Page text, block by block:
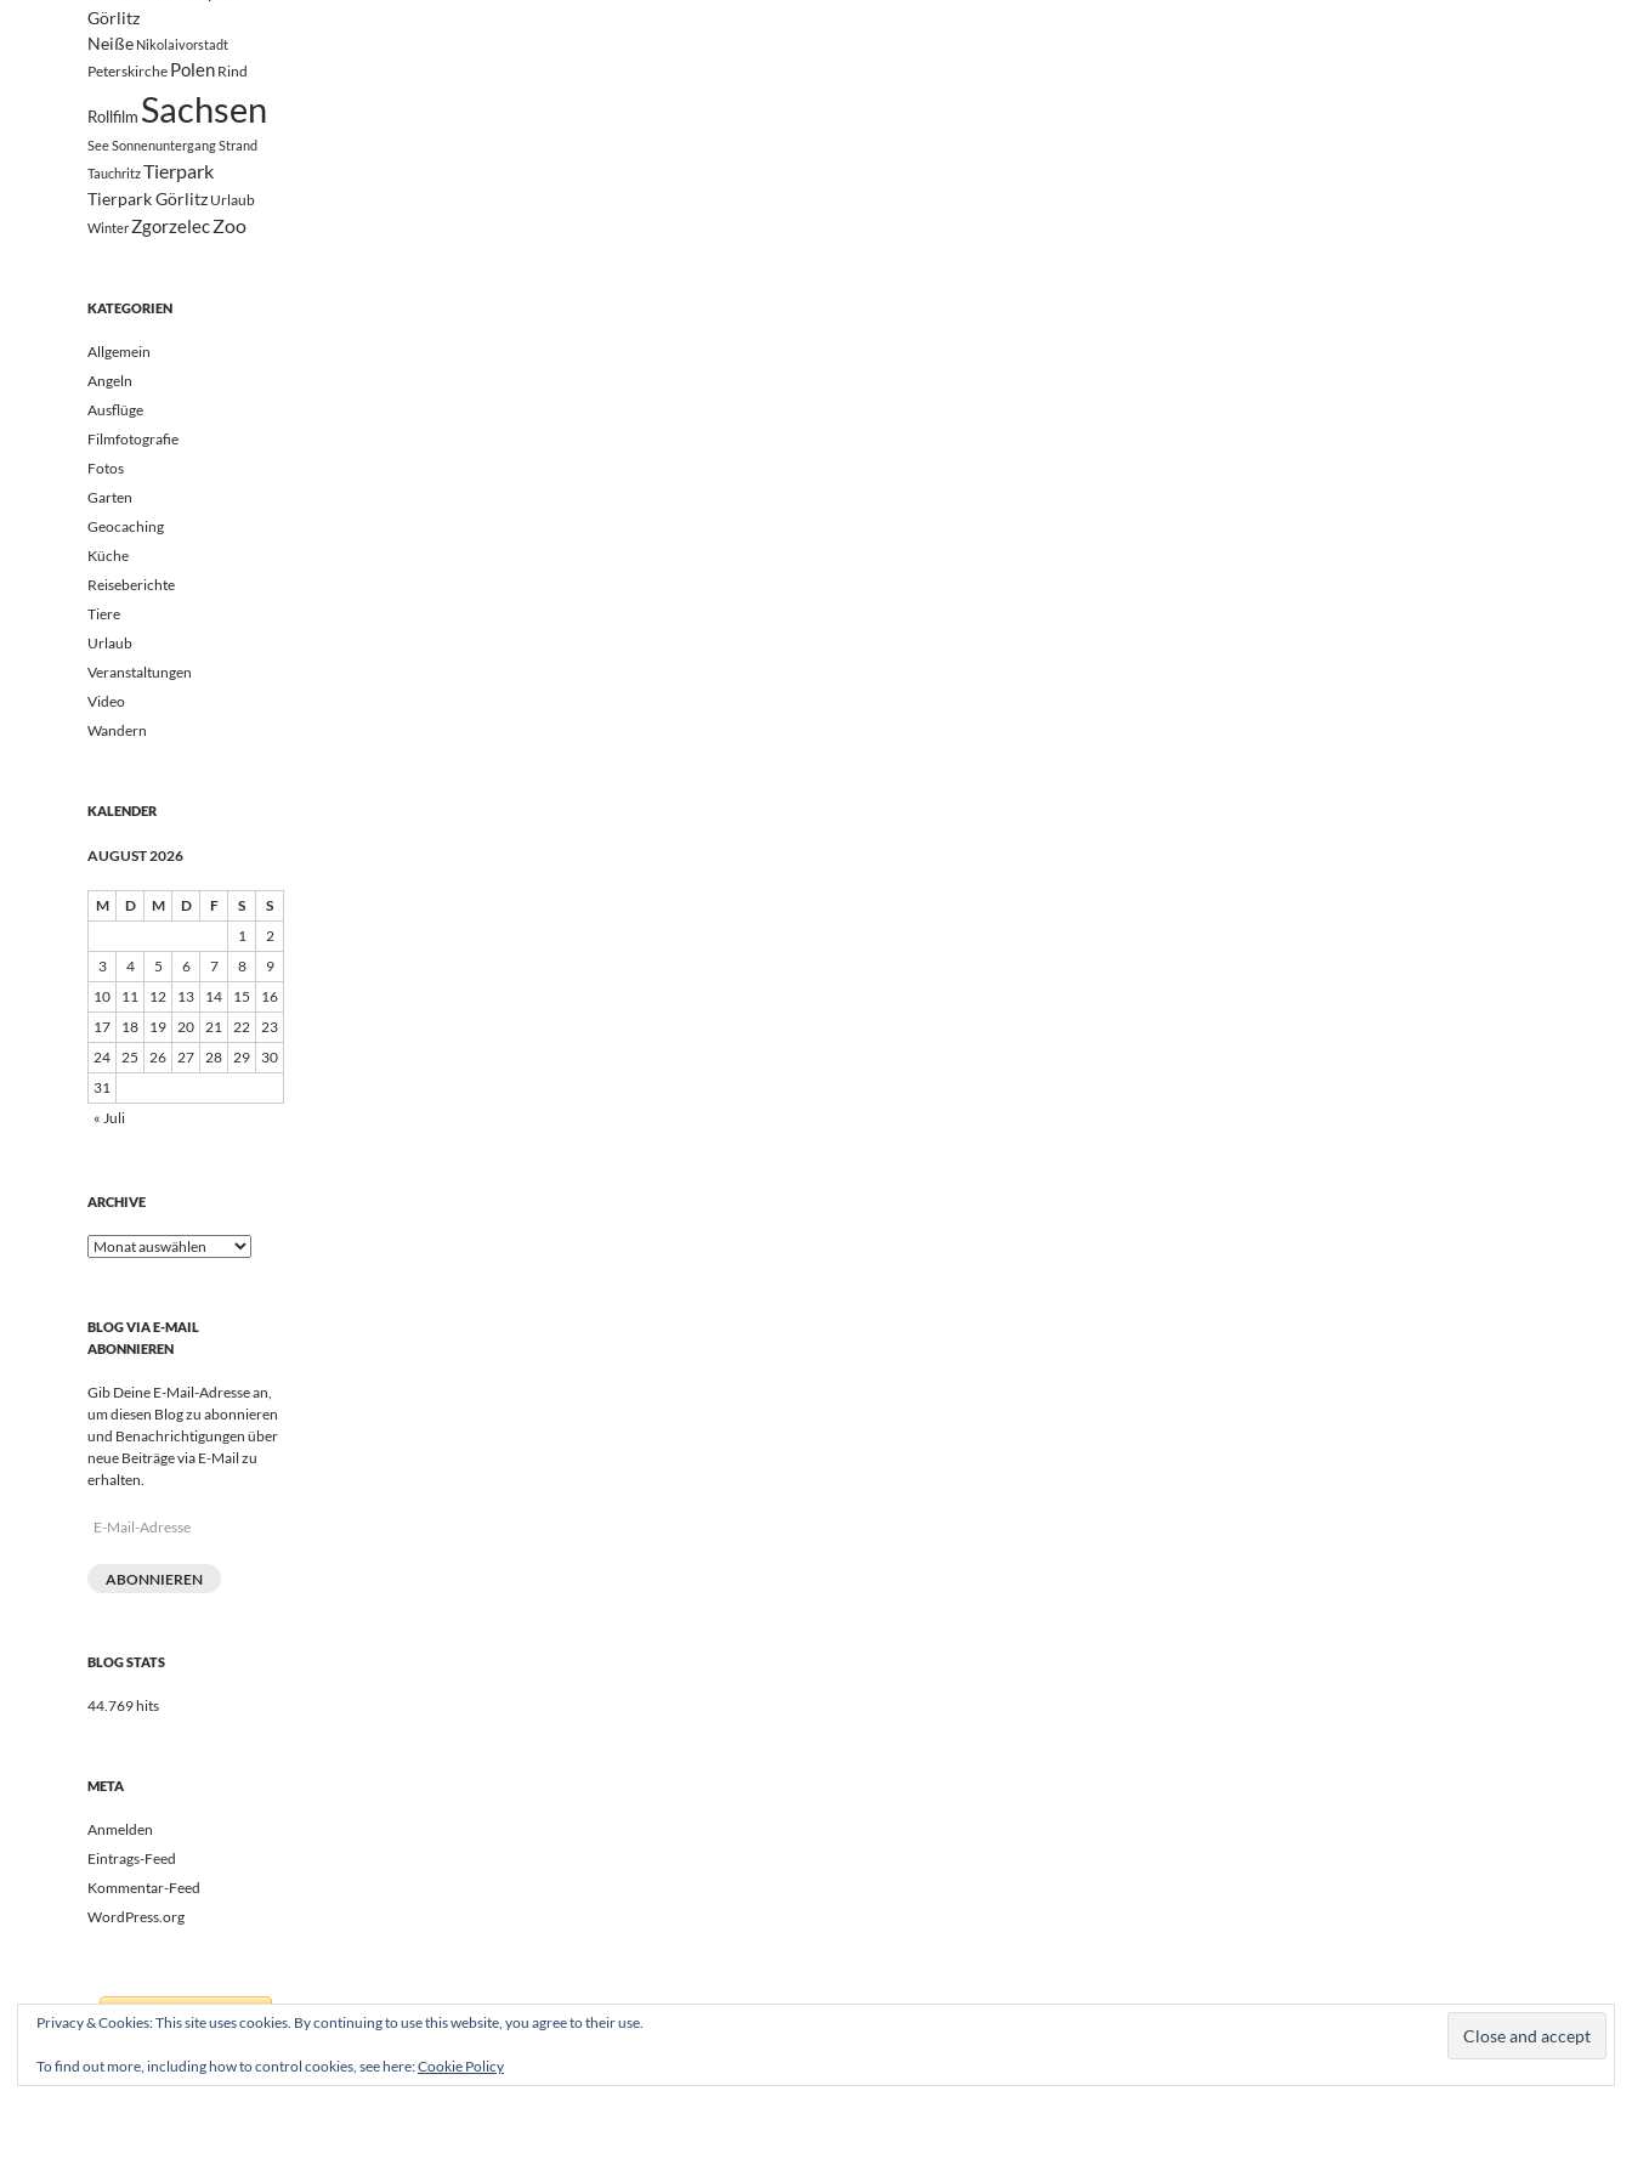
Görlitz
Neiße Nikolaivorstadt
Peterskirche Polen Rind
Rollfilm Sachsen
SeeSonnenuntergangStrand
TauchritzTierpark
Tierpark Görlitz Urlaub
Winter ZgorzelecZoo
KATEGORIEN
Allgemein
Angeln
Ausflüge
Filmfotografie
Fotos
Garten
Geocaching
Küche
Reiseberichte
Tiere
Urlaub
Veranstaltungen
Video
Wandern
KALENDER
AUGUST 2026
M D M D F S
S
1
2
3
4 5 6 7 8
9
10
11 12 13 14 15
16
17
18 19 20 21 22 23
24 25 26 27 28 29
30
31
« Juli
ARCHIVE
Archive
BLOG VIA E-MAIL
ABONNIEREN
Gib Deine E-Mail-Adresse an,
um diesen Blog zu abonnieren
und Benachrichtigungen über
neue Beiträge via E-Mail zu
erhalten.
E-
ABONNIEREN
BLOG STATS
44.769 hits
META
Anmelden
Eintrags-Feed
Kommentar-Feed
WordPress.org
Privacy & Cookies: This site uses cookies. By continuing to use this website, you agree to their use.
To find out more, including how to control cookies, see here:Cookie Policy